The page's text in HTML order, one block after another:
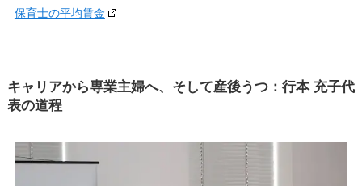
保育士の平均賃金
キャリアから専業主婦へ、そして産後うつ：行本 充子代
表の道程